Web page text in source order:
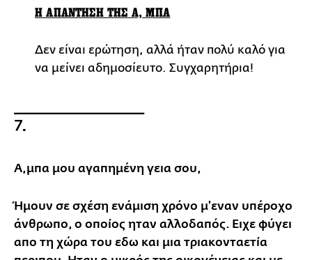
Η ΑΠΑΝΤΗΣΗ ΤΗΣ Α, ΜΠΑ
Δεν είναι ερώτηση, αλλά ήταν πολύ καλό για
να μείνει αδημοσίευτο. Συγχαρητήρια!
7.
Α,μπα μου αγαπημένη γεια σου,
Ήμουν σε σχέση ενάμιση χρόνο μ'εναν υπέροχο
άνθρωπο, ο οποίος ηταν αλλοδαπός. Ειχε φύγει
απο τη χώρα του εδω και μια τριακονταετία